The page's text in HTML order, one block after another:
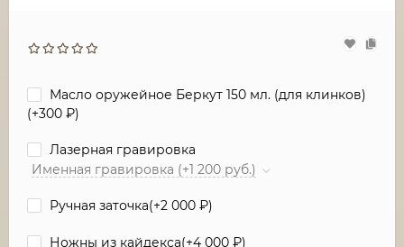
Масло оружейное Беркут 150 мл. (для клинков)
(+300 ₽)
Лазерная гравировка
Именная гравировка (+1 200 руб.)
Ручная заточка(+2 000 ₽)
Ножны из кайдекса(+4 000 ₽)